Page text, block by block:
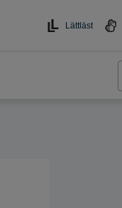
Lättläst